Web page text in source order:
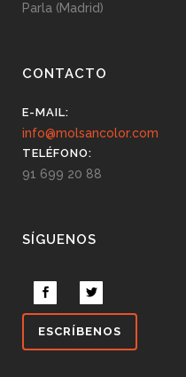
Parla (Madrid)
CONTACTO
E-MAIL:
info@molsancolor.com
TELÉFONO:
91 699 20 88
SÍGUENOS
ESCRÍBENOS